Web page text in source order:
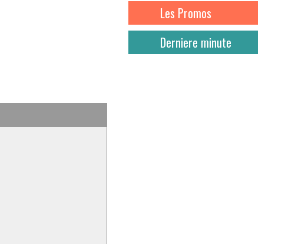
Les Promos
Derniere minute